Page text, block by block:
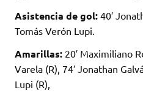
Asistencia de gol: 40′
Tomás Verón Lupi.
Amarillas: 20′ Maximiliano
Varela (R), 74′ Jonathan
Lupi (R),